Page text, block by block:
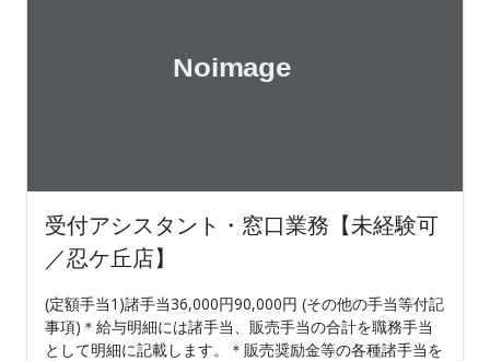
受付アシスタント・窓口業務【未経験可
／忍ケ丘店】
(定額手当1)諸手当36,000円90,000円 (その他の手当等付記
事項)＊給与明細には諸手当、販売手当の合計を職務手当
として明細に記載します。＊販売奨励金等の各種諸手当を